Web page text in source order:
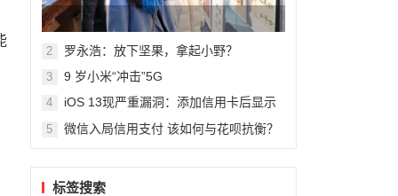
2 罗永浩：放下坚果，拿起小野？
3 9 岁小米“冲击”5G
4
iOS 13现严重漏洞：添加信用卡后显示
5 微信入局信用支付 该如何与花呗抗衡？
标签搜索